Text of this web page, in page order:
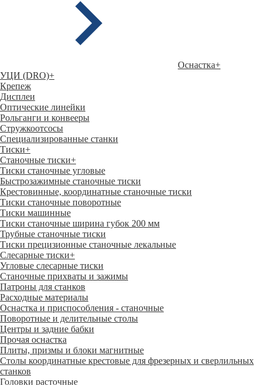
Оснастка+
УЦИ (DRO)+
Крепеж
Дисплеи
Оптические линейки
Рольганги и конвееры
Стружкоотсосы
Специализированные станки
Тиски+
Станочные тиски+
Тиски станочные угловые
Быстрозажимные станочные тиски
Крестовинные, координатные станочные тиски
Тиски станочные поворотные
Тиски машинные
Тиски станочные ширина губок 200 мм
Трубные станочные тиски
Тиски прецизионные станочные лекальные
Слесарные тиски+
Угловые слесарные тиски
Станочные прихваты и зажимы
Патроны для станков
Расходные материалы
Оснастка и приспособления - станочные
Поворотные и делительные столы
Центры и задние бабки
Прочая оснастка
Плиты, призмы и блоки магнитные
Столы координатные крестовые для фрезерных и сверлильных
станков
Головки расточные